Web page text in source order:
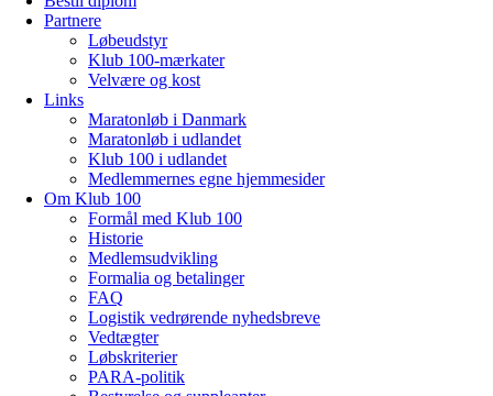
Partnere
Løbeudstyr
Klub 100-mærkater
Velvære og kost
Links
Maratonløb i Danmark
Maratonløb i udlandet
Klub 100 i udlandet
Medlemmernes egne hjemmesider
Om Klub 100
Formål med Klub 100
Historie
Medlemsudvikling
Formalia og betalinger
FAQ
Logistik vedrørende nyhedsbreve
Vedtægter
Løbskriterier
PARA-politik